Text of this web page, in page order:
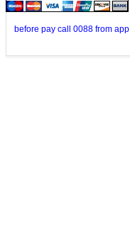
before pay call 0088 from app